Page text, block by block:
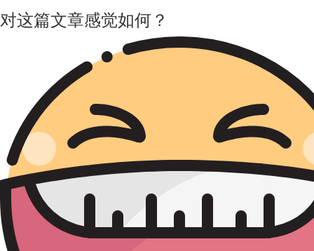
对这篇文章感觉如何？